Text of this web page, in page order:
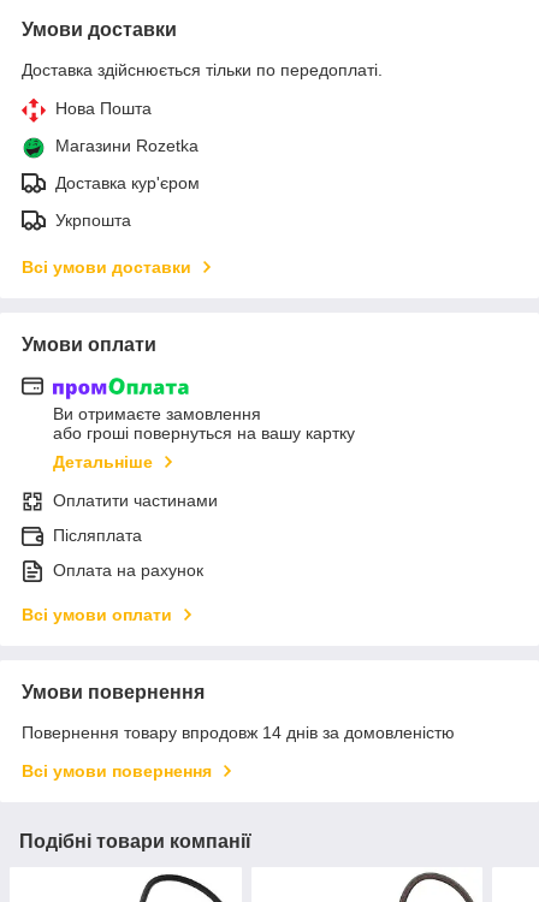
Умови доставки
Доставка здійснюється тільки по передоплаті.
Нова Пошта
Магазини Rozetka
Доставка кур'єром
Укрпошта
Всі умови доставки
Умови оплати
Ви отримаєте замовлення
або гроші повернуться на вашу картку
Детальніше
Оплатити частинами
Післяплата
Оплата на рахунок
Всі умови оплати
Умови повернення
Повернення товару впродовж 14 днів за домовленістю
Всі умови повернення
Подібні товари компанії